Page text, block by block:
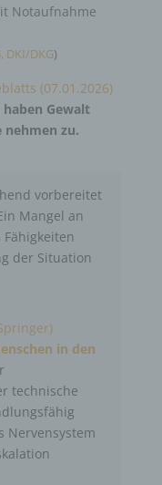
Notaufnahme
DKI/DKG)
(07.01.2026)
haben Gewalt
nehmen zu.
vorbereitet
Mangel an
der Situation
in den
technische
Nervensystem